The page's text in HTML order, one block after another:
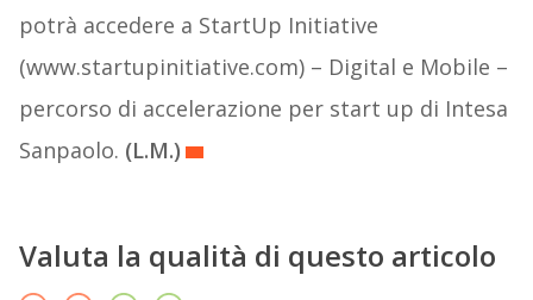
potrà accedere a StartUp Initiative
(www.startupinitiative.com) – Digital e Mobile –
percorso di accelerazione per start up di Intesa
Sanpaolo. (L.M.)
Valuta la qualità di questo articolo